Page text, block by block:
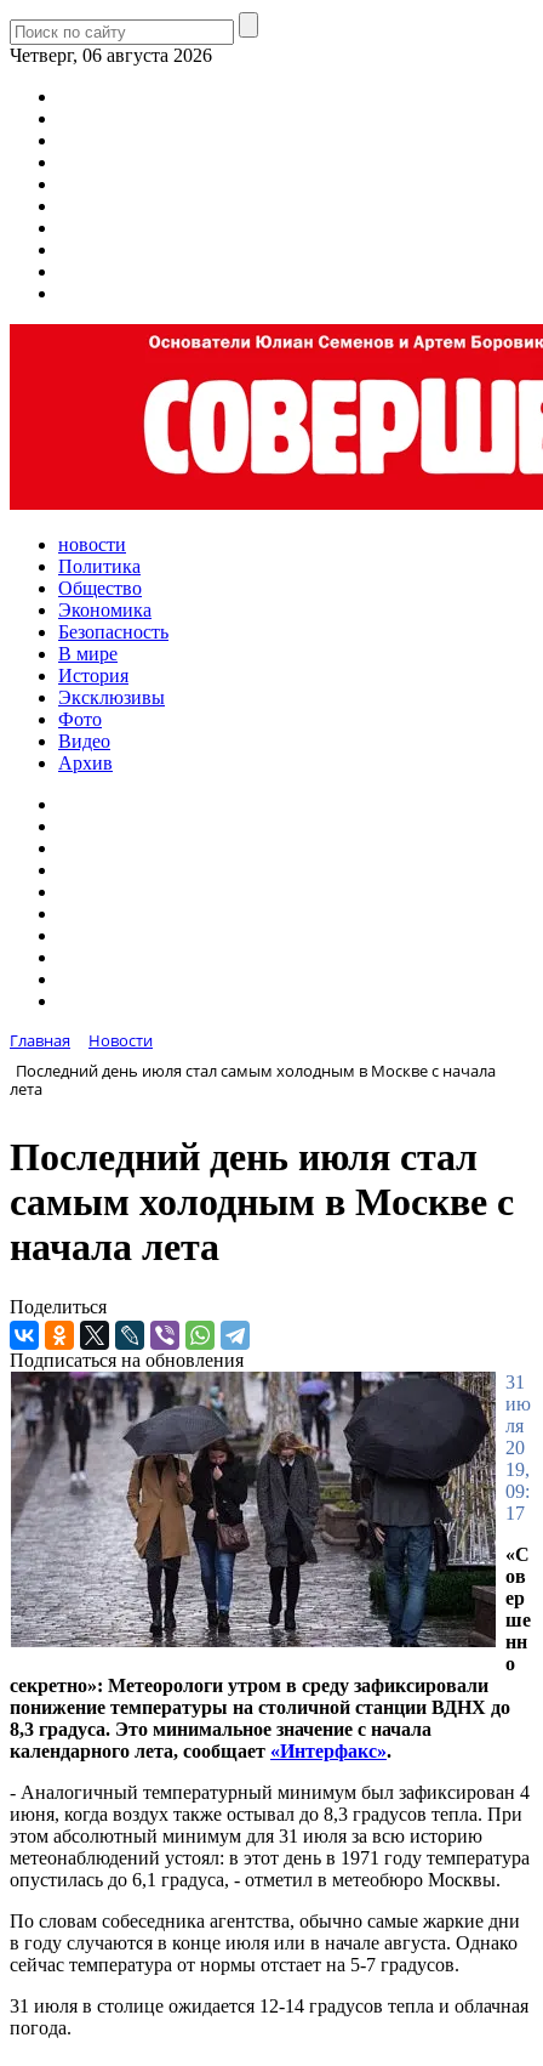
Четверг, 06 августа 2026
новости
Политика
Общество
Экономика
Безопасность
В мире
История
Эксклюзивы
Фото
Видео
Архив
Главная
Новости
Последний день июля стал самым холодным в Москве с начала
лета
Последний день июля стал
самым холодным в Москве с
начала лета
Поделиться
Подписаться на обновления
31
ию
ля
20
19,
09:
17
«С
ов
ер
ше
нн
о
секретно»: Метеорологи утром в среду зафиксировали
понижение температуры на столичной станции ВДНХ до
8,3 градуса. Это минимальное значение с начала
календарного лета, сообщает «Интерфакс».
- Аналогичный температурный минимум был зафиксирован 4
июня, когда воздух также остывал до 8,3 градусов тепла. При
этом абсолютный минимум для 31 июля за всю историю
метеонаблюдений устоял: в этот день в 1971 году температура
опустилась до 6,1 градуса, - отметил в метеобюро Москвы.
По словам собеседника агентства, обычно самые жаркие дни
в году случаются в конце июля или в начале августа. Однако
сейчас температура от нормы отстает на 5-7 градусов.
31 июля в столице ожидается 12-14 градусов тепла и облачная
погода.